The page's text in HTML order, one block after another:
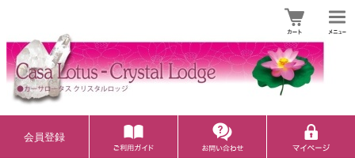
会員登録